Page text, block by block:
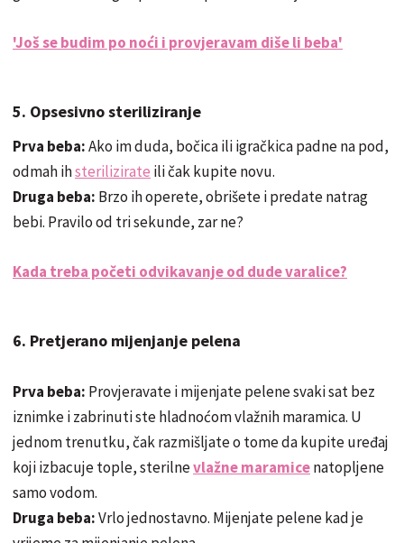
'Još se budim po noći i provjeravam diše li beba'
5. Opsesivno steriliziranje
Prva beba:Ako im duda, bočica ili igračkica padne na pod,
odmah ihsterilizirate ili čak kupite novu.
Druga beba: Brzo ih operete, obrišete i predate natrag
bebi. Pravilo od tri sekunde, zar ne?
Kada treba početi odvikavanje od dude varalice?
6. Pretjerano mijenjanje pelena
Prva beba: Provjeravate i mijenjate pelene svaki sat bez
iznimke i zabrinuti ste hladnoćom vlažnih maramica. U
jednom trenutku, čak razmišljate o tome da kupite uređaj
koji izbacuje tople, sterilnevlažne maramicenatopljene
samo vodom.
Druga beba:Vrlo jednostavno. Mijenjate pelene kad je